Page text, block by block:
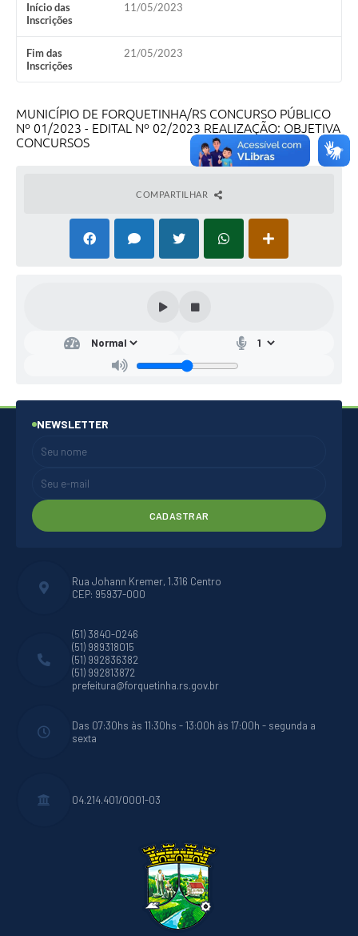
Início das
Inscrições
11/05/2023
Fim das
Inscrições
21/05/2023
MUNICÍPIO DE FORQUETINHA/RS CONCURSO PÚBLICO
Nº 01/2023 - EDITAL Nº 02/2023 REALIZAÇÃO: OBJETIVA
CONCURSOS
COMPARTILHAR
Rua Johann Kremer, 1.316 Centro
CEP: 95937-000
(51) 3840-0246
(51) 989318015
(51) 992836382
(51) 992813872
prefeitura@forquetinha.rs.gov.br
Das 07:30hs às 11:30hs - 13:00h às 17:00h - segunda a
sexta
04.214.401/0001-03
NEWSLETTER
CADASTRAR